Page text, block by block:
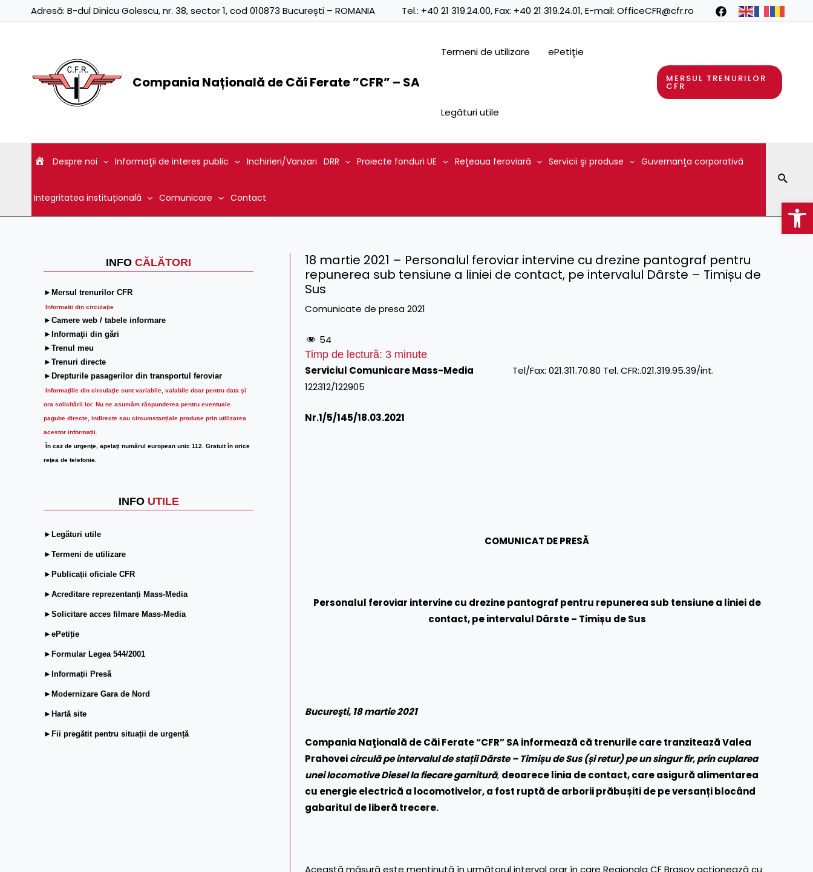
Adresă: B-dul Dinicu Golescu, nr. 38, sector 1, cod 010873 București – ROMANIA Tel.: +40 21 319.24.00, Fax: +40 21 319.24.01, E-mail: OfficeCFR@cfr.ro
Compania Națională de Căi Ferate ”CFR” – SA
Termeni de utilizare ePetiţie
Legături utile
MERSUL TRENURILOR
CFR
Despre noi Informaţii de interes public Inchirieri/Vanzari DRR Proiecte fonduri UE Reţeaua feroviară Servicii şi produse Guvernanţa corporativă
Integritatea instituțională Comunicare Contact
INFO CĂLĂTORI
►Mersul trenurilor CFR
Informatii din circulaţie
►Camere web / tabele informare
►Informaţii din gări
►Trenul meu
►Trenuri directe
►Drepturile pasagerilor din transportul feroviar
Informaţiile din circulaţie sunt variabile, valabile doar pentru data şi
ora solicitării lor. Nu ne asumăm răspunderea pentru eventuale
pagube directe, indirecte sau circumstanțiale produse prin utilizarea
acestor informații.
În caz de urgenţe, apelaţi numărul european unic 112. Gratuit în orice
reţea de telefonie.
INFO UTILE
►Legături utile
►Termeni de utilizare
►Publicații oficiale CFR
►Acreditare reprezentanți Mass-Media
►Solicitare acces filmare Mass-Media
►ePetiție
►Formular Legea 544/2001
►Informații Presă
►Modernizare Gara de Nord
►Hartă site
►Fii pregătit pentru situații de urgență
18 martie 2021 – Personalul feroviar intervine cu drezine pantograf pentru
repunerea sub tensiune a liniei de contact, pe intervalul Dârste – Timișu de
Sus
Comunicate de presa 2021
54
Timp de lectură: 3 minute
Serviciul Comunicare Mass-Media Tel/Fax: 021.311.70.80 Tel. CFR:.021.319.95.39/int.
122312/122905
Nr.1/5/145/18.03.2021
COMUNICAT DE PRESĂ
Personalul feroviar intervine cu drezine pantograf pentru repunerea sub tensiune a liniei de
contact, pe intervalul Dârste – Timișu de Sus
Bucureşti, 18 martie 2021
Compania Naţională de Căi Ferate “CFR” SA informează că trenurile care tranzitează Valea
Prahoveicirculă pe intervalul de stații Dărste – Timișu de Sus (și retur) pe un singur fir, prin cuplarea
unei locomotive Diesel la fiecare garnitură, deoarece linia de contact, care asigură alimentarea
cu energie electrică a locomotivelor, a fost ruptă de arborii prăbușiti de pe versanți blocând
gabaritul de liberă trecere.
Această măsură este menținută în următorul interval orar în care Regionala CF Brașov acționează cu